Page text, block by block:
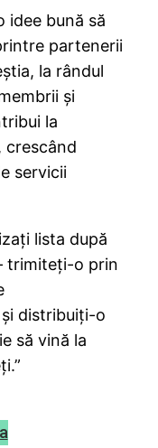
idee bună să
partenerii
la rândul
și
la
crescând
servicii
lista după
trimiteți-o prin
distribuiți-o
să vină la